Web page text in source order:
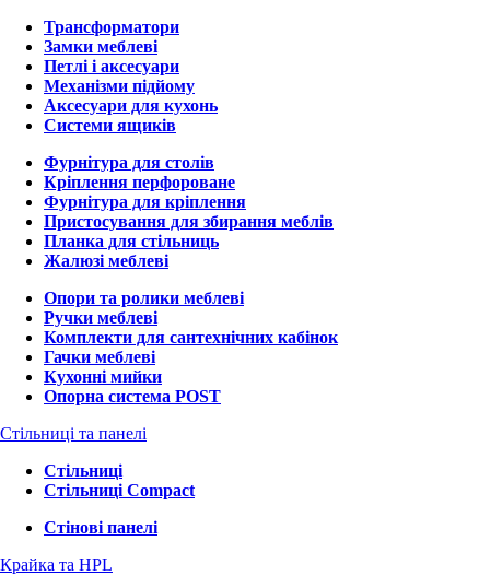
Трансформатори
Замки меблеві
Петлі і аксесуари
Механізми підйому
Аксесуари для кухонь
Системи ящиків
Фурнітура для столів
Кріплення перфороване
Фурнітура для кріплення
Пристосування для збирання меблів
Планка для стільниць
Жалюзі меблеві
Опори та ролики меблеві
Ручки меблеві
Комплекти для сантехнічних кабінок
Гачки меблеві
Кухонні мийки
Опорна система POST
Стільниці та панелі
Стільниці
Стільниці Compact
Стінові панелі
Крайка та HPL